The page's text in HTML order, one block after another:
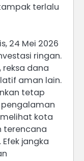
terlalu
24 Mei 2026
ringan.
dana
aman lain.
tetap
pengalaman
kota
terencana
jangka